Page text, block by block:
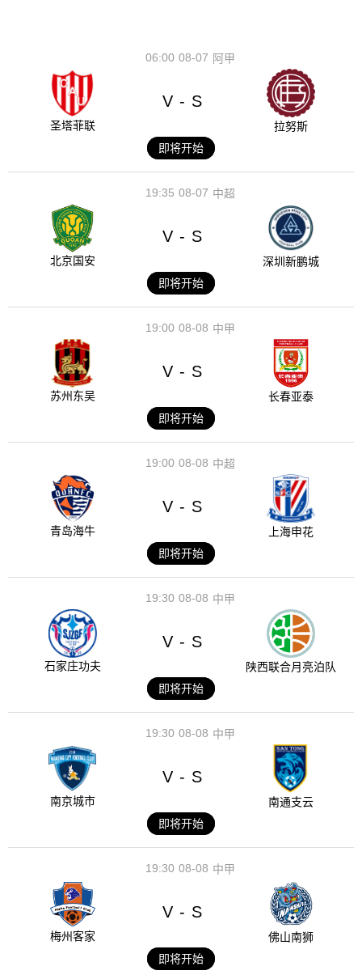
08-07
06:00 阿甲
圣塔菲联
V - S
拉努斯
即将开始
08-07
19:35 中超
北京国安
V - S
深圳新鹏城
即将开始
08-08
19:00 中甲
苏州东吴
V - S
长春亚泰
即将开始
08-08
19:00 中超
青岛海牛
V - S
上海申花
即将开始
08-08
19:30 中甲
石家庄功夫
V - S
陕西联合月亮泊队
即将开始
08-08
19:30 中甲
南京城市
V - S
南通支云
即将开始
08-08
19:30 中甲
梅州客家
V - S
佛山南狮
即将开始